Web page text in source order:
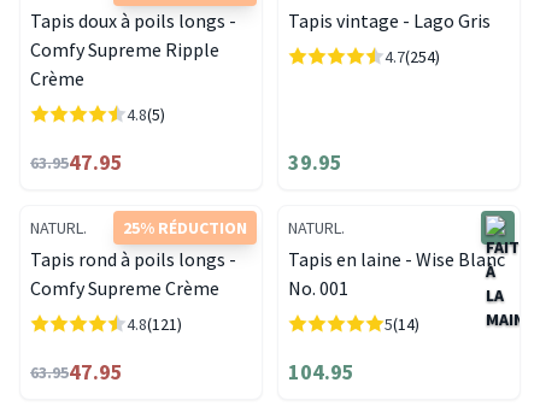
Tapis doux à poils longs -
Comfy Supreme Ripple
Crème
4.8(5)
63.9547.95
Tapis vintage - Lago Gris
4.7(254)
39.95
25% RÉDUCTION
NATURL.
Tapis rond à poils longs -
Comfy Supreme Crème
4.8(121)
63.9547.95
NATURL.
Tapis en laine - Wise Blanc
No. 001
5(14)
104.95